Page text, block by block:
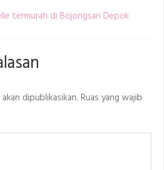
termurah di Bojongsari Depok
dipublikasikan. Ruas yang wajib